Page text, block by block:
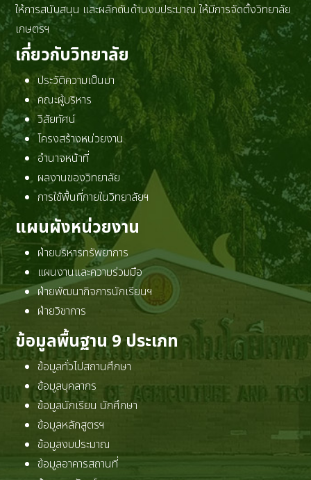
ให้การสนับสนุน และผลักดันด้านงบประมาณ ให้มีการจัดตั้งวิทยาลัย
เกษตรฯ
เกี่ยวกับวิทยาลัย
ประวัติความเป็นมา
คณะผู้บริหาร
วิสัยทัศน์
โครงสร้างหน่วยงาน
อำนาจหน้าที่
ผลงานของวิทยาลัย
การใช้พื้นที่ภายในวิทยาลัยฯ
แผนผังหน่วยงาน
ฝ่ายบริหารทรัพยาการ
แผนงานและความร่วมมือ
ฝ่ายพัฒนากิจการนักเรียนฯ
ฝ่ายวิชาการ
ข้อมูลพื้นฐาน 9 ประเภท
ข้อมูลทั่วไปสถานศึกษา
ข้อมูลบุคลากร
ข้อมูลนักเรียน นักศึกษา
ข้อมูลหลักสูตรฯ
ข้อมูลงบประมาณ
ข้อมูลอาคารสถานที่